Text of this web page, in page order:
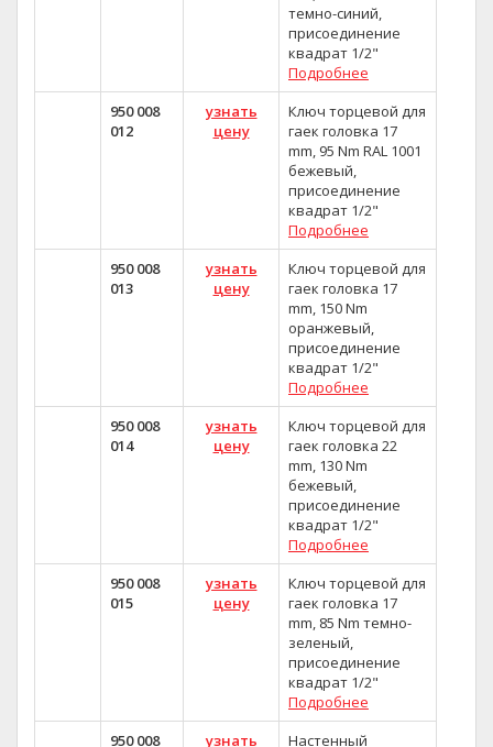
темно-синий,
присоединение
квадрат 1/2"
Подробнее
950 008
012
узнать
цену
Ключ торцевой для
гаек головка 17
mm, 95 Nm RAL 1001
бежевый,
присоединение
квадрат 1/2"
Подробнее
950 008
013
узнать
цену
Ключ торцевой для
гаек головка 17
mm, 150 Nm
оранжевый,
присоединение
квадрат 1/2"
Подробнее
950 008
014
узнать
цену
Ключ торцевой для
гаек головка 22
mm, 130 Nm
бежевый,
присоединение
квадрат 1/2"
Подробнее
950 008
015
узнать
цену
Ключ торцевой для
гаек головка 17
mm, 85 Nm темно-
зеленый,
присоединение
квадрат 1/2"
Подробнее
950 008
узнать
Настенный